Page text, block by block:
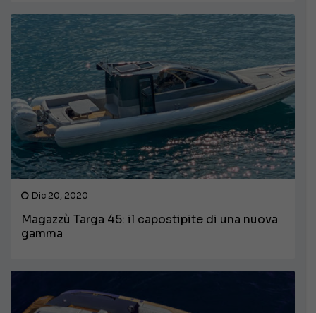
Dic 20, 2020
Magazzù Targa 45: il capostipite di una nuova
gamma